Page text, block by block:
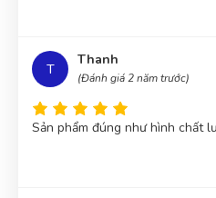
T
Thanh
(Đánh giá 2 năm trước)
Sản phẩm đúng như hình chất